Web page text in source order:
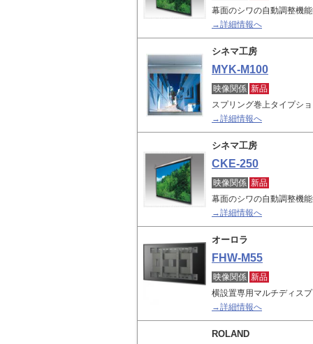
幕面のシワの自動調整機
→詳細情報へ
シネマ工房
MYK-M100
映像関係 新品
スプリング巻上タイプシ
→詳細情報へ
シネマ工房
CKE-250
映像関係 新品
幕面のシワの自動調整機
→詳細情報へ
オーロラ
FHW-M55
映像関係 新品
横設置専用マルチディス
→詳細情報へ
ROLAND